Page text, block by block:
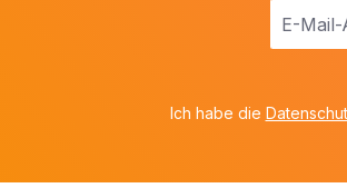
E-
Ich habe die